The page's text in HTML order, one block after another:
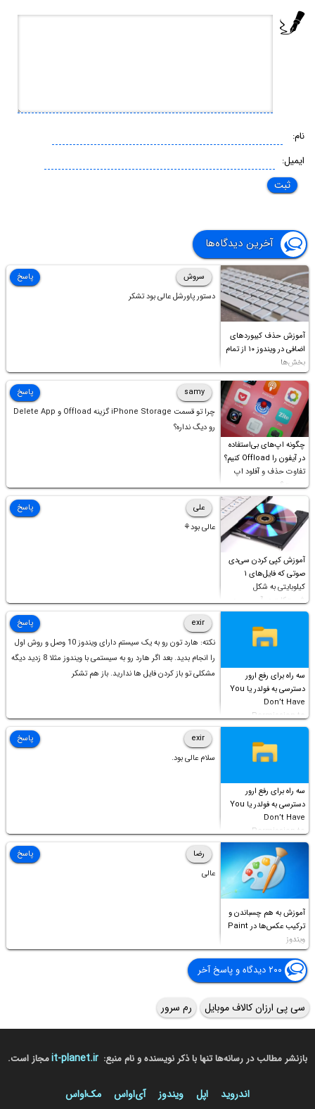
نام:
ایمیل:
آخرین دیدگاه‌ها
آموزش حذف کیبوردهای
اضافی در ویندوز ۱۰ از تمام
بخش‌ها
سروش
دستور پاورشل عالی بود تشکر
پاسخ
چگونه اپ‌های بی‌استفاده
در آیفون را Offload کنیم؟
تفاوت حذف و آفلود اپ
چیست؟
samy
چرا تو قسمت iPhone Storage گزینه Offload و Delete App
رو دیگ نداره؟
پاسخ
آموزش کپی کردن سی‌دی
صوتی که فایل‌های ۱
کیلوبایتی به شکل
شورت‌کات در آن موجود
است!
علی
عالی بود⚘
پاسخ
سه راه برای رفع ارور
دسترسی به فولدر یا You
Don’t Have
Permission to
Access this folder
exir
نکته: هارد تون رو به یک سیستم دارای ویندوز 10 وصل و روش اول
را انجام بدید. بعد اگر هارد رو به سیستمی با ویندوز مثلا 8 زدید دیگه
مشکلی تو باز کردن فایل ها ندارید. باز هم تشکر
پاسخ
سه راه برای رفع ارور
دسترسی به فولدر یا You
Don’t Have
Permission to
Access this folder
exir
سلام عالی بود.
پاسخ
آموزش به هم چسباندن و
ترکیب عکس‌ها در Paint
ویندوز
رضا
عالی
پاسخ
۲۰۰ دیدگاه و پاسخ آخر
سی پی ارزان کالاف موبایل رم سرور
بازنشر مطالب در رسانه‌ها تنها با ذکر نویسنده و نام منبع: it-planet.irمجاز است.
اندروید اپل ویندوز آی‌او‌اس مک‌او‌اس